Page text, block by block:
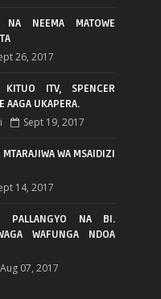
NA NEEMA MATOWE
26, 2017
KITUO ITV, SPENCER
AAGA UKAPERA.
Sept 19, 2017
WA MSAIDIZI
14, 2017
PALLANGYO NA BI.
WAFUNGA NDOA
Aug 07, 2017